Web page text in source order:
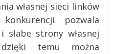
własnej sieci linków
pozwala
strony własnej
temu można